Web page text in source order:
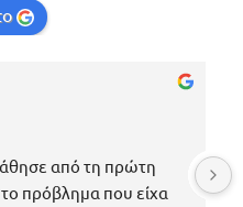
από τη πρώτη
πρόβλημα που είχα